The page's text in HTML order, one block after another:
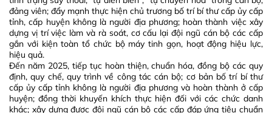
đảng viên; đẩy mạnh thực hiện chủ trương bố trí bí thư cấp ủy cấp
tỉnh, cấp huyện không là người địa phương; hoàn thành việc xây
dựng vị trí việc làm và rà soát, cơ cấu lại đội ngũ cán bộ các cấp
gắn với kiện toàn tổ chức bộ máy tinh gọn, hoạt động hiệu lực,
hiệu quả.
Đến năm 2025, tiếp tục hoàn thiện, chuẩn hóa, đồng bộ các quy
định, quy chế, quy trình về công tác cán bộ; cơ bản bố trí bí thư
cấp ủy cấp tỉnh không là người địa phương và hoàn thành ở cấp
huyện; đồng thời khuyến khích thực hiện đối với các chức danh
khác; xây dựng được đội ngũ cán bộ các cấp đáp ứng tiêu chuẩn